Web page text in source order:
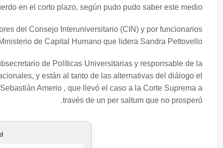
en el corto plazo, según pudo pudo saber este medio.
del Consejo Interuniversitario (CIN) y por funcionarios
de Capital Humano que lidera Sandra Pettovello .
de Políticas Universitarias y responsable de la
y están al tanto de las alternativas del diálogo el
Amerio , que llevó el caso a la Corte Suprema a
través de un per saltum que no prosperó.